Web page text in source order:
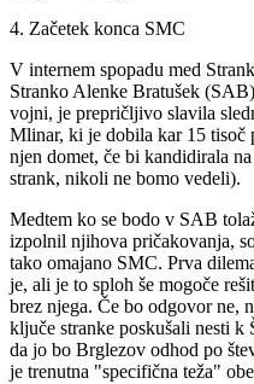
4. Začetek konca SMC
V internem spopadu med
Stranko Alenke Bratušek
vojni, je prepričljivo slavila
Mlinar, ki je dobila kar 15 tisoč
njen domet, če bi kandidirala
strank, nikoli ne bomo vedeli).
Medtem ko se bodo v SAB
izpolnil njihova pričakovanja,
tako omajano SMC. Prva
je, ali je to sploh še mogoče
brez njega. Če bo odgovor ne,
ključe stranke poskušali nesti k
da jo bo Brglezov odhod po
je trenutna "specifična teža"